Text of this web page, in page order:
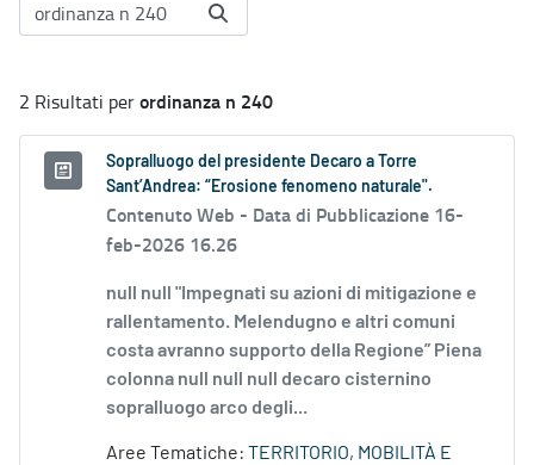
2 Risultati perordinanza n 240
Sopralluogo del presidente Decaro a Torre
Sant’Andrea: “Erosione fenomeno naturale".
Contenuto Web - Data di Pubblicazione 16-
feb-2026 16.26
null null "Impegnati su azioni di mitigazione e
rallentamento. Melendugno e altri comuni
costa avranno supporto della Regione” Piena
colonna null null null decaro cisternino
sopralluogo arco degli...
Aree Tematiche: TERRITORIO, MOBILITÀ E